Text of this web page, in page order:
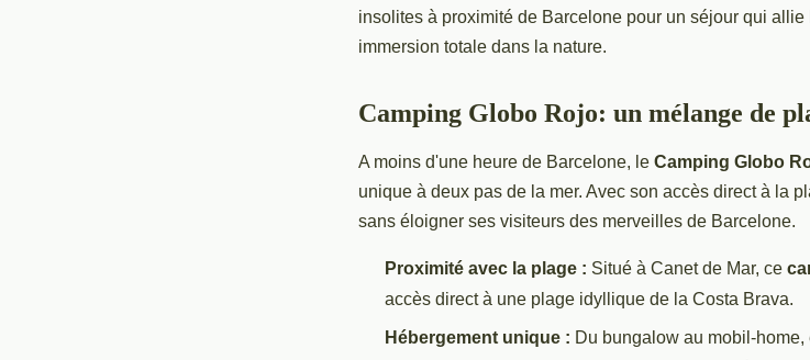
insolites à proximité de Barcelone pour un séjour qui
immersion totale dans la nature.
Camping Globo Rojo: un mélange de
A moins d'une heure de Barcelone, le Camping Globo
unique à deux pas de la mer. Avec son accès direct à la
sans éloigner ses visiteurs des merveilles de Barcelone.
Proximité avec la plage : Situé à Canet de Mar, ce
accès direct à une plage idyllique de la Costa Brava.
Hébergement unique : Du bungalow au mobil-